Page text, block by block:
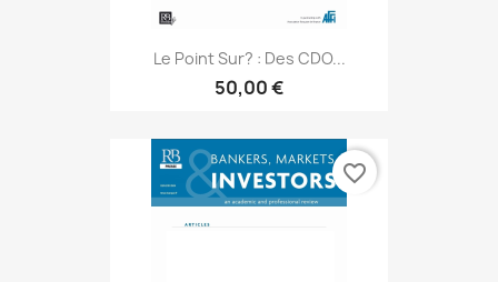
Le Point Sur? : Des CDO...
50,00 €
favorite_border